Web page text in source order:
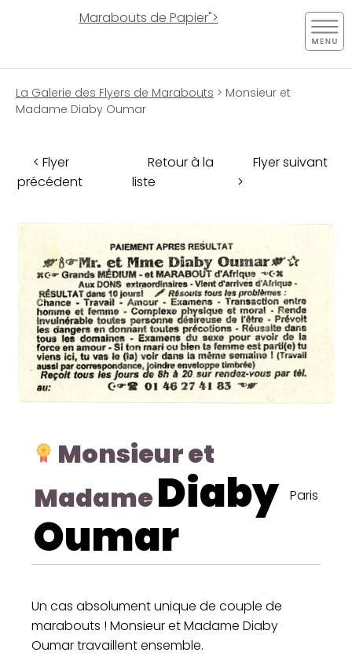
Marabouts de Papier">
La Galerie des Flyers de Marabouts > Monsieur et
Madame Diaby Oumar
< Flyer
précédent
Retour à la
liste
Flyer suivant
>
Monsieur et
MadameDiaby
Oumar
Paris
Un cas absolument unique de couple de
marabouts ! Monsieur et Madame Diaby
Oumar travaillent ensemble.